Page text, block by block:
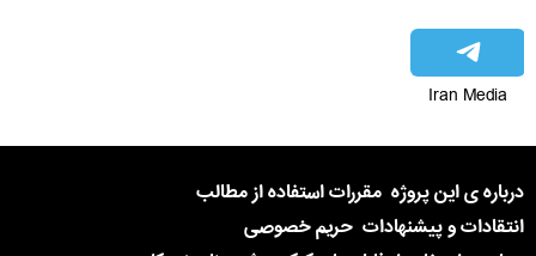
Iran Media
درباره ی این پروژه مقررات استفاده از مطالب
انتقادات و پیشنهادات حریم خصوصی